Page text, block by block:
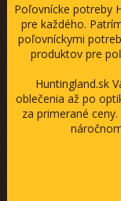
Poľovnícke potreby
pre každého.
poľovníckymi
produktov pre
Huntingland.sk
oblečenia až po
za primerané